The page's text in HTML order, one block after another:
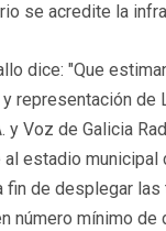
se acredite la
dice: "Que
representación de
y Voz de Galicia
estadio municipal
de desplegar
número mínimo